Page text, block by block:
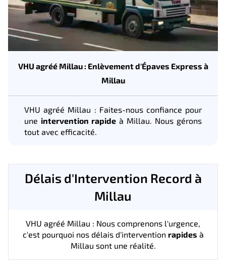
VHU agréé Millau : Enlèvement d'Épaves Express à
Millau
VHU agréé Millau : Faites-nous confiance pour
une intervention rapide à Millau. Nous gérons
tout avec efficacité.
Délais d'Intervention Record à
Millau
VHU agréé Millau : Nous comprenons l'urgence,
c'est pourquoi nos délais d'intervention rapides à
Millau sont une réalité.